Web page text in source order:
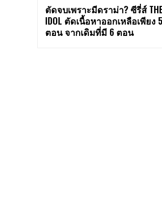
ตัดจบเพราะมีดราม่า? ซีรี่ส์
IDOL ตัดเนื้อหาออกเหลือเพียง 5
ตอน จากเดิมที่มี 6 ตอน